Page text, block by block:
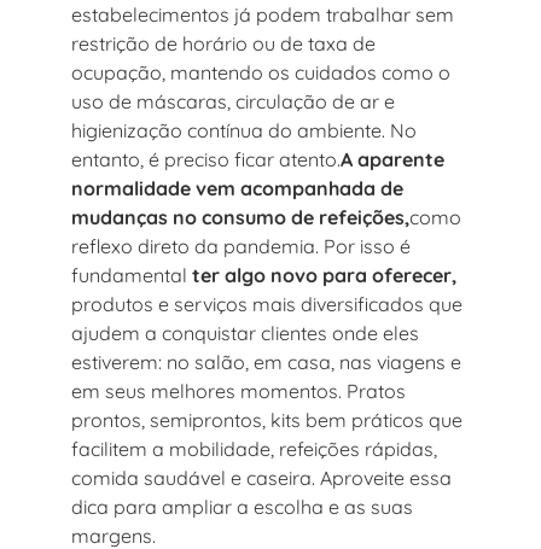
estabelecimentos já podem trabalhar sem
restrição de horário ou de taxa de
ocupação, mantendo os cuidados como o
uso de máscaras, circulação de ar e
higienização contínua do ambiente. No
entanto, é preciso ficar atento.A aparente
normalidade vem acompanhada de
mudanças no consumo de refeições,como
reflexo direto da pandemia. Por isso é
fundamental ter algo novo para oferecer,
produtos e serviços mais diversificados que
ajudem a conquistar clientes onde eles
estiverem: no salão, em casa, nas viagens e
em seus melhores momentos. Pratos
prontos, semiprontos, kits bem práticos que
facilitem a mobilidade, refeições rápidas,
comida saudável e caseira. Aproveite essa
dica para ampliar a escolha e as suas
margens.